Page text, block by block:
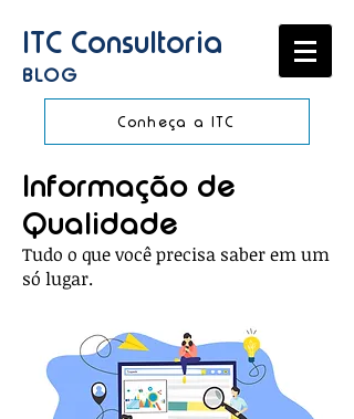
ITC Consultoria
BLOG
Conheça a ITC
Informação de
Qualidade
Tudo o que você precisa saber em um
só lugar.